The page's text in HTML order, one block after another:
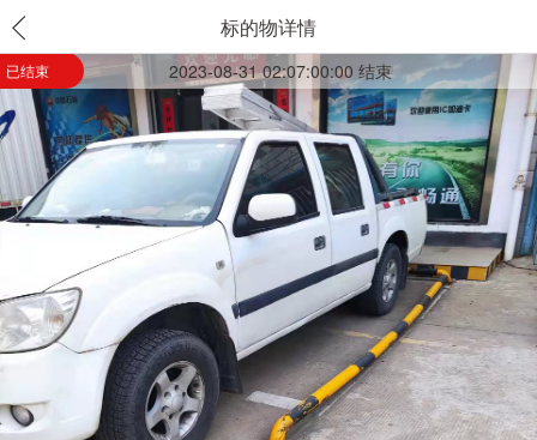
标的物详情
已结束 2023-08-31 02:07:00:00 结束